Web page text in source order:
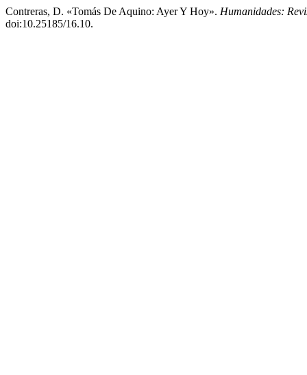
Contreras, D. «Tomás De Aquino: Ayer Y Hoy». Humanidades:
doi:10.25185/16.10.